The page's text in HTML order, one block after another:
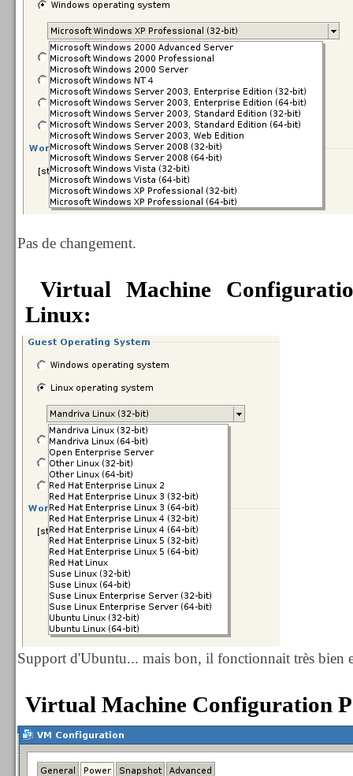
Pas de changement.
Virtual Machine
Linux:
Support d'Ubuntu... mais bon, il fonctionnait très bien
Virtual Machine Configuration